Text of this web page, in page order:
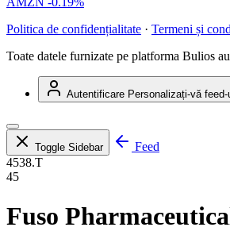
Politica de confidențialitate · Termeni și
Toate datele furnizate pe platforma Bulios
Autentificare Personalizați-vă feed-
Toggle Sidebar
Feed
4538.T
45
Fuso